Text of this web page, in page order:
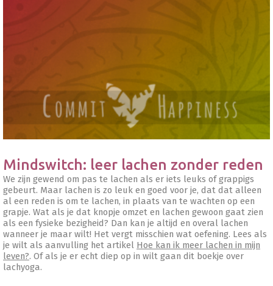
Mindswitch: leer lachen zonder reden
We zijn gewend om pas te lachen als er iets leuks of grappigs
gebeurt. Maar lachen is zo leuk en goed voor je, dat dat alleen
al een reden is om te lachen, in plaats van te wachten op een
grapje. Wat als je dat knopje omzet en lachen gewoon gaat zien
als een fysieke bezigheid? Dan kan je altijd en overal lachen
wanneer je maar wilt! Het vergt misschien wat oefening. Lees als
je wilt als aanvulling het artikel Hoe kan ik meer lachen in mijn
leven?. Of als je er echt diep op in wilt gaan dit boekje over
lachyoga.